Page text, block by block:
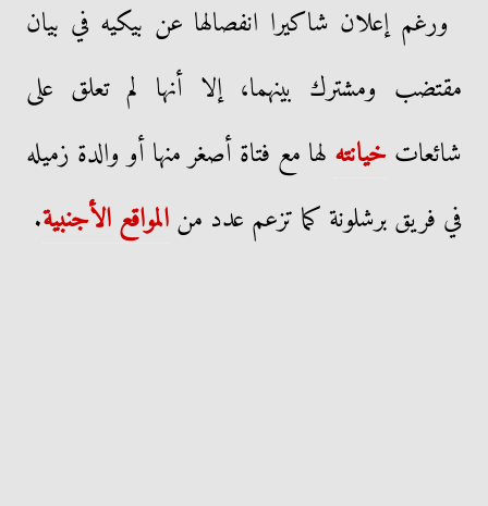
ورغم إعلان شاكيرا انفصالها عن بيكيه في بيان
مقتضب ومشترك بينهما، إلا أنها لم تعلق على
شائعاتخيانته لها مع فتاة أصغر منها أو والدة زميله
في فريق برشلونة كما تزعم عدد منالمواقع الأجنبية.